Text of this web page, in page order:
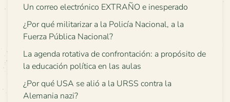
Un correo electrónico EXTRAÑO e inesperado
¿Por qué militarizar a la Policía Nacional, a la
Fuerza Pública Nacional?
La agenda rotativa de confrontación: a propósito de
la educación política en las aulas
¿Por qué USA se alió a la URSS contra la
Alemania nazi?